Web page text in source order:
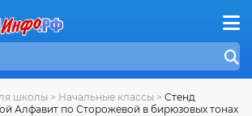
школы > Начальные классы > Стенд
Алфавит по Сторожевой в бирюзовых тонах